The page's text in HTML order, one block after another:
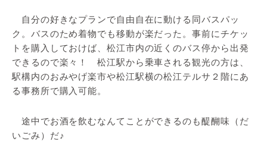
自分の好きなプランで自由自在に動ける同バスパッ
ク。バスのため着物でも移動が楽だった。事前にチケッ
トを購入しておけば、松江市内の近くのバス停から出発
できるので楽々！ 松江駅から乗車される観光の方は、
駅構内のおみやげ楽市や松江駅横の松江テルサ２階にあ
る事務所で購入可能。
途中でお酒を飲むなんてことができるのも醍醐味（だ
いごみ）だ♪